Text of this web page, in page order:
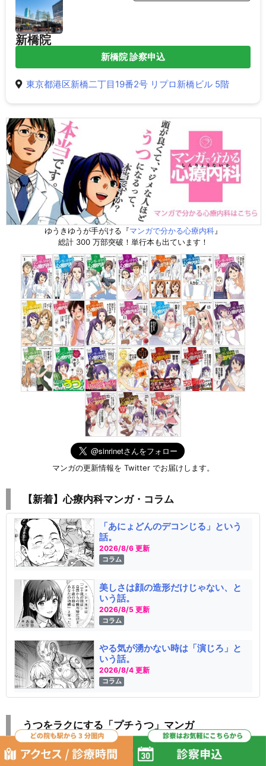
新橋院
新橋院 診察申込
東京都港区新橋二丁目19番2号 リプロ新橋ビル 5階
ゆうきゆうが手がける『マンガで分かる心療内科』
総計 300 万部突破！単行本も出ています！
マンガの更新情報を Twitter でお届けします。
【新着】心療内科マンガ・コラム
「あにょどんのデコンじる」という
話。
2026/8/6 更新
コラム
美しさは顔の造形だけじゃない、と
いう話。
2026/8/5 更新
コラム
やる気が湧かない時は「演じろ」と
いう話。
2026/8/4 更新
コラム
うつをラクにする「プチうつ」マンガ
そこカブる!? まさかの趣味仲間をみ
つけた話。